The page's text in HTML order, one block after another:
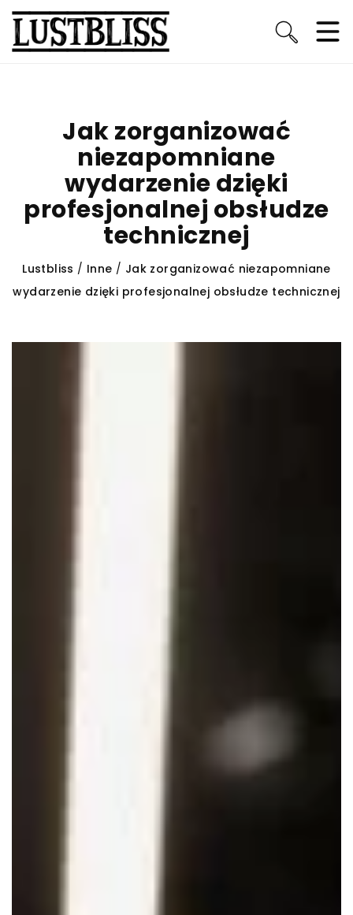
Jak zorganizować
niezapomniane
wydarzenie dzięki
profesjonalnej obsłudze
technicznej
Lustbliss / Inne / Jak zorganizować niezapomniane
wydarzenie dzięki profesjonalnej obsłudze technicznej